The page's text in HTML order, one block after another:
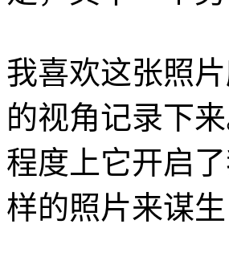
我喜欢这张照
的视角记录下
程度上它开启
样的照片来谋